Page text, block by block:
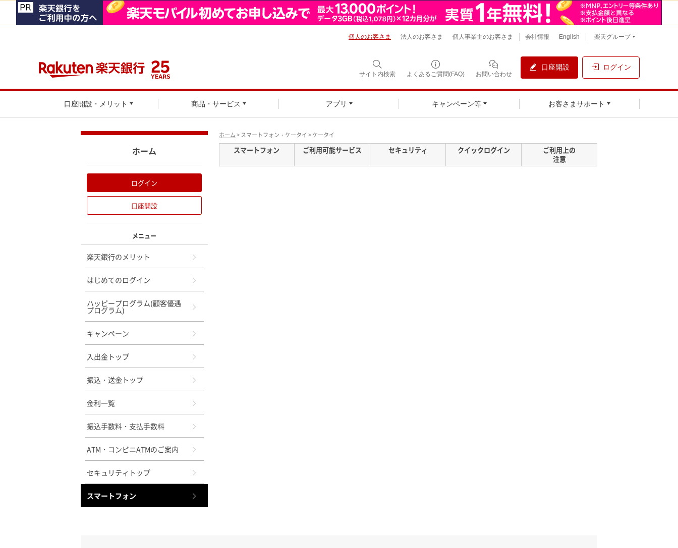
サイト内検索 よくあるご質問(FAQ) お問い合わせ
口座開設 ログイン
口座開設・メリット 商品・サービス アプリ キャンペーン等 お客さまサポート
個人のお客さま 法人のお客さま 個人事業主のお客さま 会社情報 English 楽天グループ
ホーム> スマートフォン・ケータイ > ケータイ
スマートフォン ご利用可能サービス セキュリティ クイックログイン
ご利用上の
注意
ホーム
ログイン
口座開設
メニュー
楽天銀行のメリット
はじめてのログイン
ハッピープログラム(顧客優遇
プログラム)
キャンペーン
入出金トップ
振込・送金トップ
金利一覧
振込手数料・支払手数料
ATM・コンビニATMのご案内
セキュリティトップ
スマートフォン